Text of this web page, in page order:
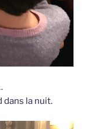
dans la nuit.